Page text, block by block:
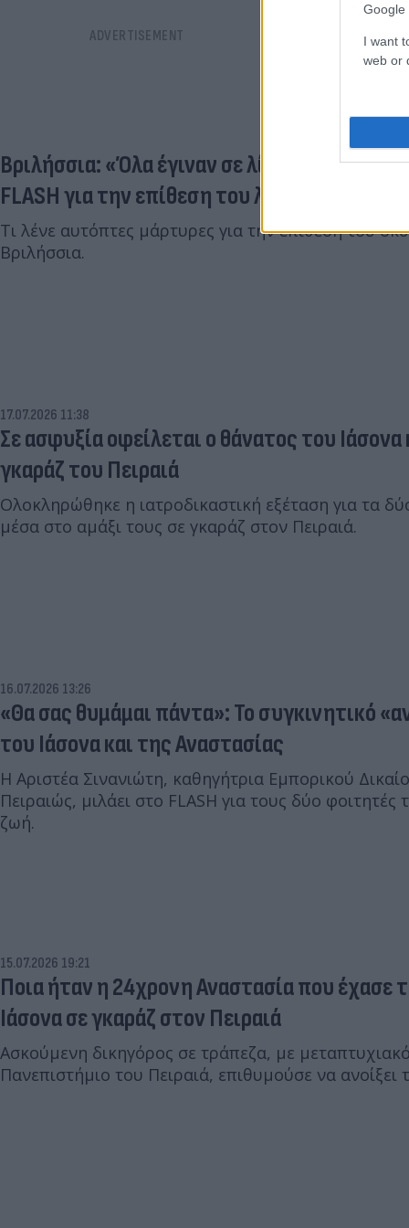
Google
I want
web or
Βριλήσσια: «Όλα έγιναν σε λίγα
FLASH για την επίθεση του λυκόσκυλου
Τι λένε αυτόπτες μάρτυρες για την επίθεση του
Βριλήσσια.
17.07.2026 11:38
Σε ασφυξία οφείλεται ο θάνατος του
γκαράζ του Πειραιά
Ολοκληρώθηκε η ιατροδικαστική εξέταση για τα
μέσα στο αμάξι τους σε γκαράζ στον Πειραιά.
16.07.2026 13:26
«Θα σας θυμάμαι πάντα»: Το συγκινητικό
του Ιάσoνα και της Αναστασίας
Η Αριστέα Σινανιώτη, καθηγήτρια Εμπορικού
Πειραιώς, μιλάει στο FLASH για τους δύο
ζωή.
15.07.2026 19:21
Ποια ήταν η 24χρονη Αναστασία που έχασε
Ιάσονα σε γκαράζ στον Πειραιά
Ασκούμενη δικηγόρος σε τράπεζα, με
Πανεπιστήμιο του Πειραιά, επιθυμούσε να ανοίξει